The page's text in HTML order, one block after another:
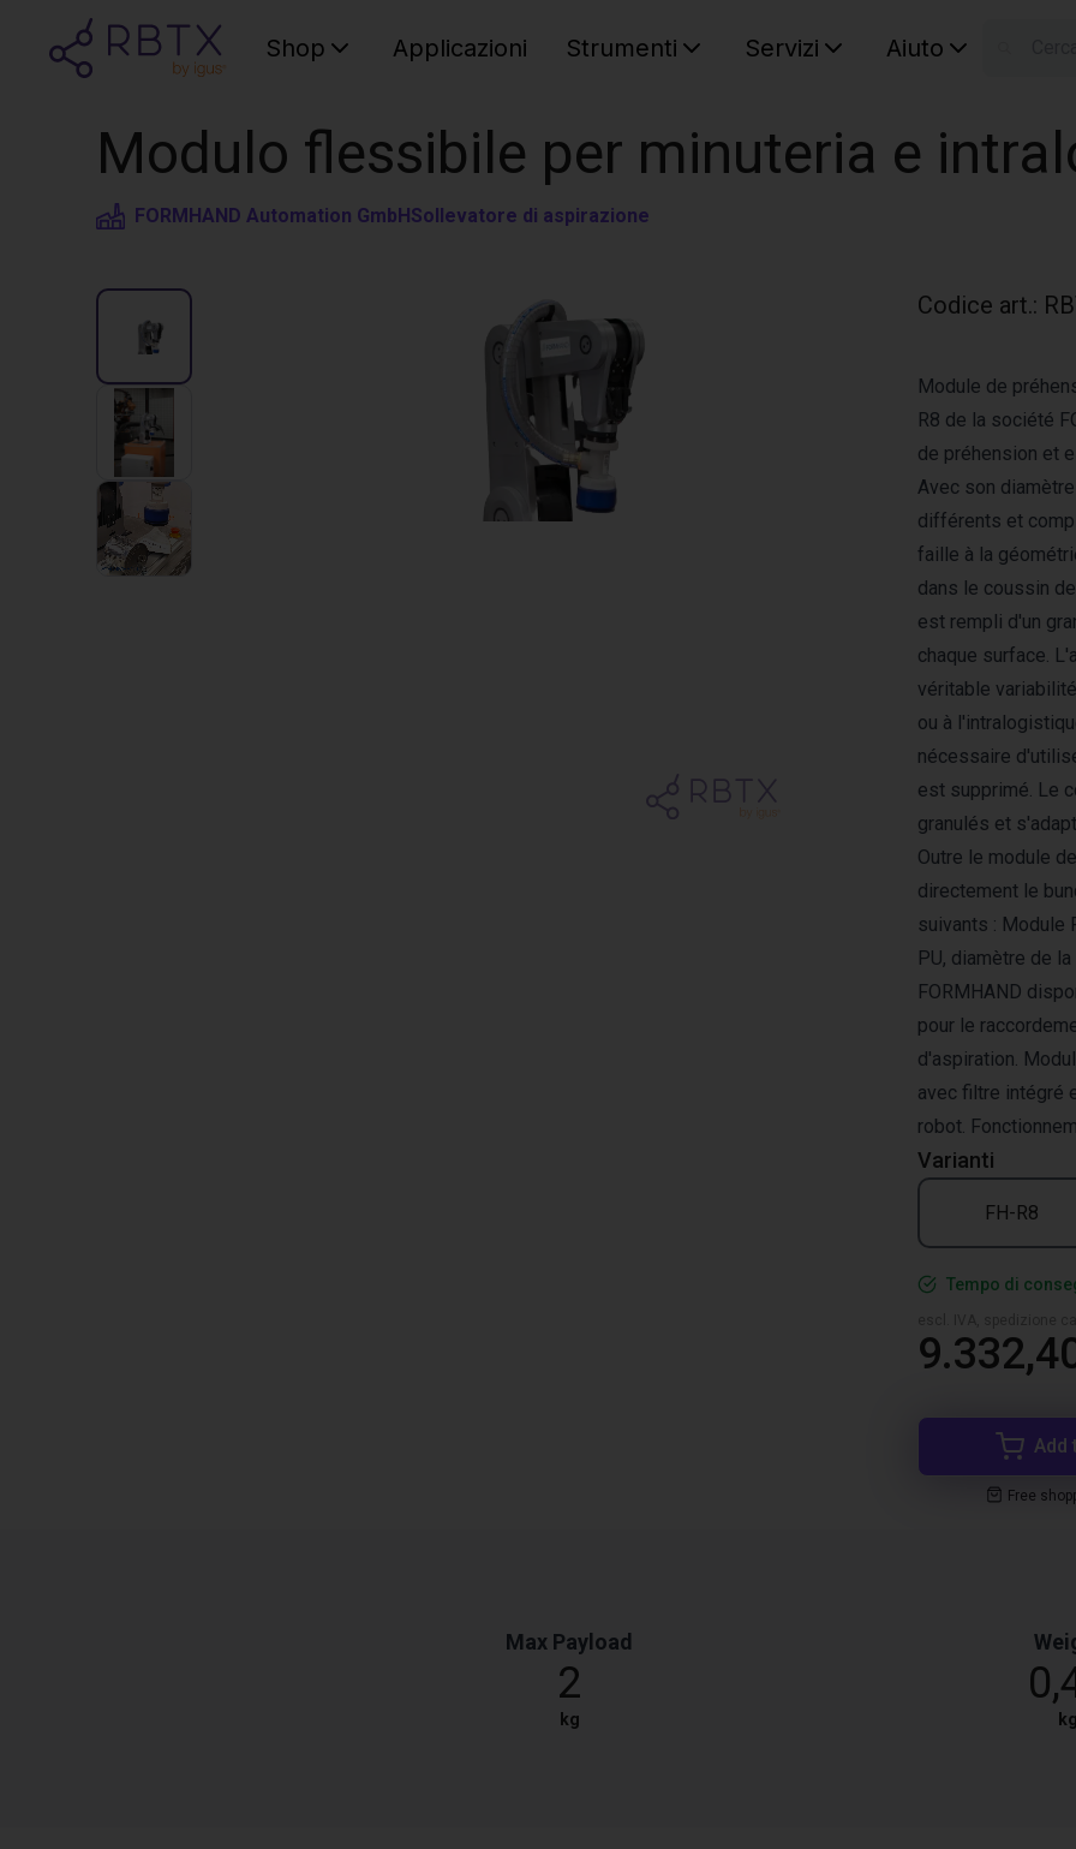
Shop Applicazioni Strumenti Servizi Aiuto
Modulo flessibile per minuteria e
FORMHAND Automation GmbHSollevatore di aspirazione
Codice art.:
Varianti
FH-R8
Module de
R8 de la société
de préhension et
Avec son
différents et
faille à la
dans le coussin
est rempli d'un
chaque surface.
véritable
ou à
nécessaire
est supprimé. Le
granulés et
Outre le module
directement le
suivants : Module
PU, diamètre de
FORMHAND
pour le
d'aspiration.
avec filtre intégré
robot.
Tempo di
Add
Free
Max Payload
2
kg kg